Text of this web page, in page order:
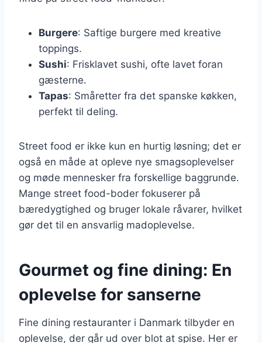
Burgere: Saftige burgere med kreative
toppings.
Sushi: Frisklavet sushi, ofte lavet foran
gæsterne.
Tapas: Småretter fra det spanske køkken,
perfekt til deling.
Street food er ikke kun en hurtig løsning; det er
også en måde at opleve nye smagsoplevelser
og møde mennesker fra forskellige baggrunde.
Mange street food-boder fokuserer på
bæredygtighed og bruger lokale råvarer, hvilket
gør det til en ansvarlig madoplevelse.
Gourmet og fine dining: En
oplevelse for sanserne
Fine dining restauranter i Danmark tilbyder en
oplevelse, der går ud over blot at spise. Her er